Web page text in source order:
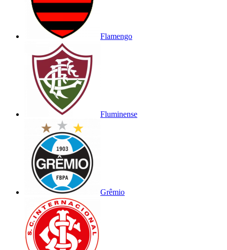
Flamengo
Fluminense
Grêmio